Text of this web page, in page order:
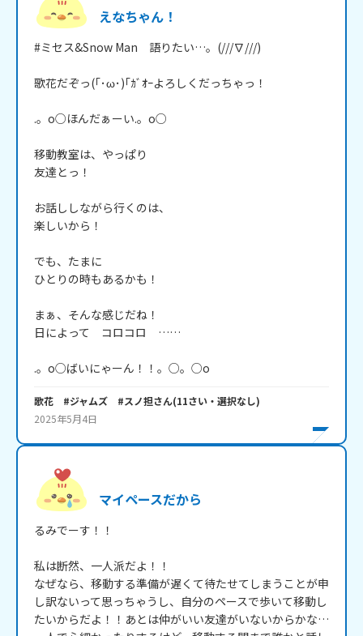
えなちゃん！
#ミセス&Snow Man　語りたい…。(///∇///)
歌花だぞっ(｢･ω･)｢ｶﾞｵｰよろしくだっちゃっ！
.。o○ほんだぁーい.。o○
移動教室は、やっぱり
友達とっ！
お話ししながら行くのは、
楽しいから！
でも、たまに
ひとりの時もあるかも！
まぁ、そんな感じだね！
日によって　コロコロ　……
.。o○ばいにゃーん！！。○。○o
歌花 #ジャムズ #スノ担さん(11さい・ 選択なし)
2025年5月4日
マイペースだから
るみでーす！！
私は断然、一人派だよ！！
なぜなら、移動する準備が遅くて待たせてしまうことが申
し訳ないって思っちゃうし、自分のペースで歩いて移動し
たいからだよ！！あとは仲がいい友達がいないからかな…